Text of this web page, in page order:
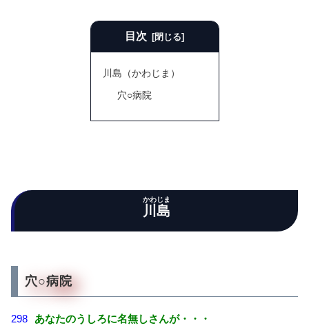
目次
川島（かわじま）
穴○病院
川島
かわじま
穴○病院
298
あなたのうしろに名無しさんが・・・